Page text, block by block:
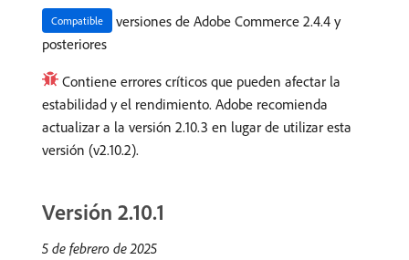
Compatible
versiones de Adobe Commerce 2.4.4 y
posteriores
Contiene errores críticos que pueden afectar la
estabilidad y el rendimiento. Adobe recomienda
actualizar a la versión 2.10.3 en lugar de utilizar esta
versión (v2.10.2).
Versión 2.10.1
5 de febrero de 2025